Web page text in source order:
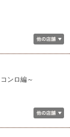
ンロ編～